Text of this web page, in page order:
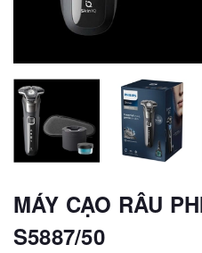
MÁY CẠO RÂU
S5887/50